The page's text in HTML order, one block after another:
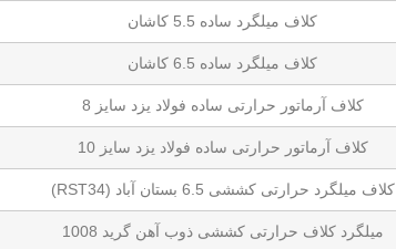
کلاف میلگرد ساده 5.5 کاشان
کلاف میلگرد ساده 6.5 کاشان
کلاف آرماتور حرارتی ساده فولاد یزد سایز 8
کلاف آرماتور حرارتی ساده فولاد یزد سایز 10
کلاف میلگرد حرارتی کششی 6.5 بستان آباد (RST34)
میلگرد کلاف حرارتی کششی ذوب آهن گرید 1008